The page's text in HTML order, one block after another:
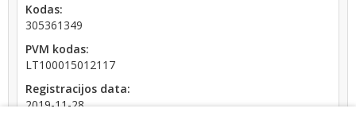
Kodas:
305361349
PVM kodas:
LT100015012117
Registracijos data:
2019-11-28